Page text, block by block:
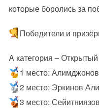
которые боролись за
Победители и
A категория –
1 место:
2 место: Эркинов
3 место: